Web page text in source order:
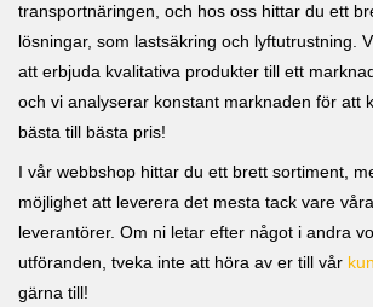
transportnäringen, och hos oss hittar du ett
lösningar, som lastsäkring och lyftutrustning.
att erbjuda kvalitativa produkter till ett
och vi analyserar konstant marknaden för att
bästa till bästa pris!
I vår webbshop hittar du ett brett sortiment,
möjlighet att leverera det mesta tack vare
leverantörer. Om ni letar efter något i andra
utföranden, tveka inte att höra av er till vår
gärna till!